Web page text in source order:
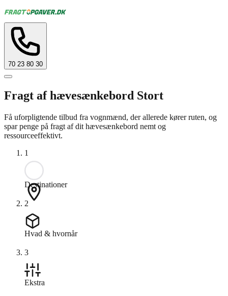
70 23 80 30
Fragt af hævesænkebord Stort
Få uforpligtende tilbud fra vognmænd, der allerede kører ruten, og
spar penge på fragt af dit hævesænkebord nemt og
ressourceeffektivt.
1
Destinationer
2
Hvad & hvornår
3
Ekstra